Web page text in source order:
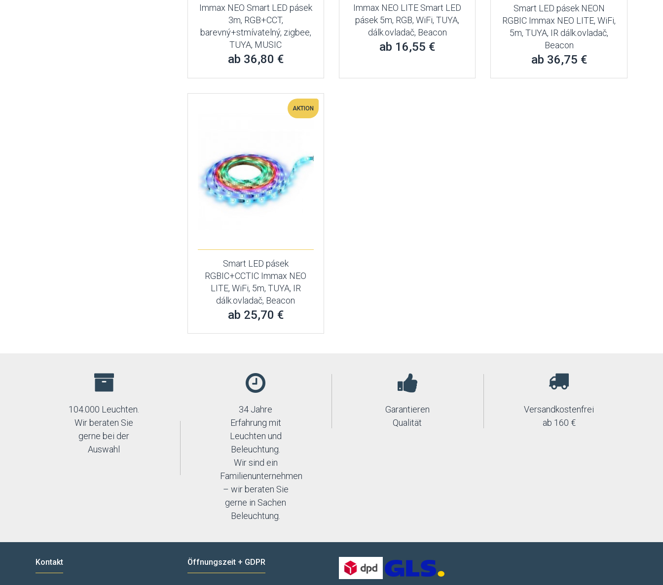
Immax NEO Smart LED pásek
3m, RGB+CCT,
barevný+stmívatelný, zigbee,
TUYA, MUSIC
ab 36,80 €
Immax NEO LITE Smart LED
pásek 5m, RGB, WiFi, TUYA,
dálk.ovladač, Beacon
ab 16,55 €
Smart LED pásek NEON
RGBIC Immax NEO LITE, WiFi,
5m, TUYA, IR dálk.ovladač,
Beacon
ab 36,75 €
AKTION
Smart LED pásek
RGBIC+CCTIC Immax NEO
LITE, WiFi, 5m, TUYA, IR
dálk.ovladač, Beacon
ab 25,70 €
104.000 Leuchten.
Wir beraten Sie
gerne bei der
Auswahl
34 Jahre
Erfahrung mit
Leuchten und
Beleuchtung.
Wir sind ein
Familienunternehmen
– wir beraten Sie
gerne in Sachen
Beleuchtung.
Garantieren
Qualität
Versandkostenfrei
ab 160 €
Kontakt Öffnungszeit + GDPR